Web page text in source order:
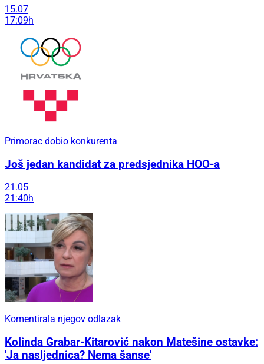
15.07
17:09h
Primorac dobio konkurenta
Još jedan kandidat za predsjednika HOO-a
21.05
21:40h
Komentirala njegov odlazak
Kolinda Grabar-Kitarović nakon Matešine ostavke:
'Ja nasljednica? Nema šanse'